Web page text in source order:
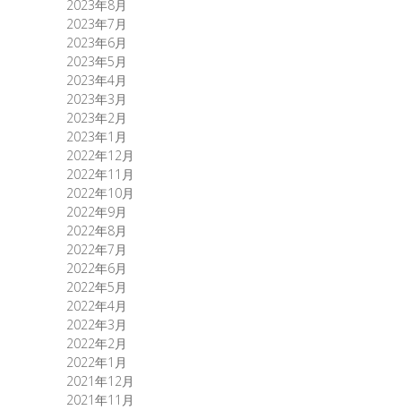
2023年8月
2023年7月
2023年6月
2023年5月
2023年4月
2023年3月
2023年2月
2023年1月
2022年12月
2022年11月
2022年10月
2022年9月
2022年8月
2022年7月
2022年6月
2022年5月
2022年4月
2022年3月
2022年2月
2022年1月
2021年12月
2021年11月